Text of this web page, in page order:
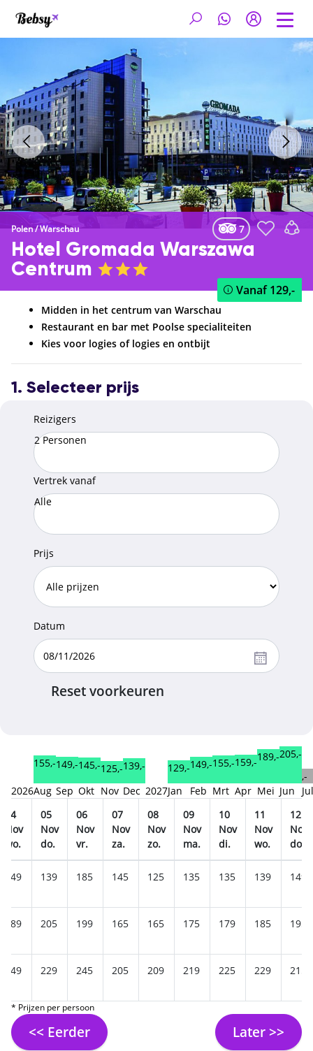
Polen/Warschau 7
Hotel Gromada Warszawa
Centrum
Vanaf129,-
Midden in het centrum van Warschau
Restaurant en bar met Poolse specialiteiten
Kies voor logies of logies en ontbijt
1. Selecteer prijs
Reizigers
2 Personen
Vertrek vanaf
Alle
Prijs
Datum
Reset voorkeuren
2026
155,-
Aug
149,-
Sep
145,-
Okt
125,-
Nov
139,-
Dec 2027
129,-
Jan
149,-
Feb
155,-
Mrt
159,-
Apr
189,-
Mei
205,-
Jun
,-
Jul
04
Nov
wo.
05
Nov
do.
06
Nov
vr.
07
Nov
za.
08
Nov
zo.
09
Nov
ma.
10
Nov
di.
11
Nov
wo.
12
Nov
do.
149 139 185 145 125 135 135 139 149
189 205 199 165 165 175 179 185 195
249 229 245 205 209 219 225 229 215
* Prijzen per persoon
<< Eerder Later >>